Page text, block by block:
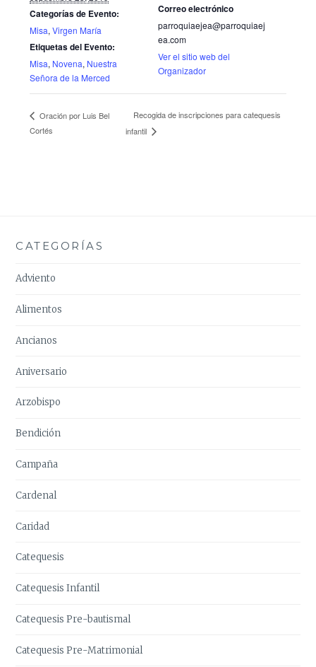
Categorías de Evento:
Misa,Virgen María
Etiquetas del Evento:
Misa, Novena, Nuestra
Señora de la Merced
Correo electrónico
parroquiaejea@parroquiaej
ea.com
Ver el sitio web del
Organizador
Oración por Luis Bel
Cortés
Recogida de inscripciones para catequesis
infantil
CATEGORÍAS
Adviento
Alimentos
Ancianos
Aniversario
Arzobispo
Bendición
Campaña
Cardenal
Caridad
Catequesis
Catequesis Infantil
Catequesis Pre-bautismal
Catequesis Pre-Matrimonial